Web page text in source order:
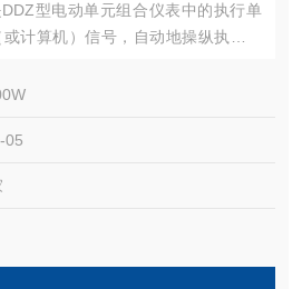
型电动单元组合仪表中的执行单
计算机）信号，自动地操纵执行机
等行业。
切换，及时对被调节对象的远程手
05